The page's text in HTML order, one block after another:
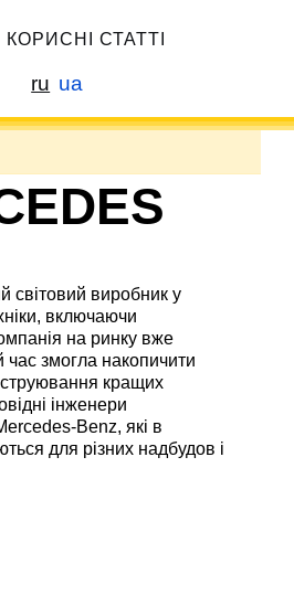
КОРИСНІ СТАТТІ
ru ua
світовий виробник у
включаючи
на ринку вже
час змогла накопичити
кращих
інженери
Benz, які в
для різних надбудов і